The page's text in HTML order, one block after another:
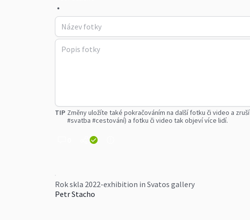
•
TIP Změny uložíte také pokračováním na další fotku či video a
#svatba #cestování) a fotku či video tak objeví více lidí.
Rok skla 2022-exhibition in Svatos gallery
Petr Stacho